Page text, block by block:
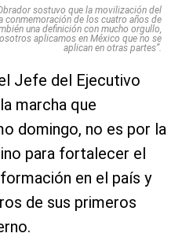
sostuvo que la movilización del
de los cuatro años de
una definición con mucho orgullo,
aplicamos en México que no se
aplican en otras partes”.
Jefe del Ejecutivo
marcha que
domingo, no es por la
para fortalecer el
en el país y
de sus primeros